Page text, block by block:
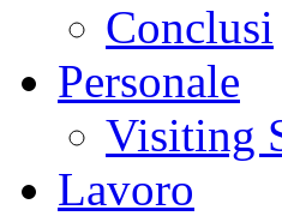
Conclusi
Personale
Visiting
Lavoro